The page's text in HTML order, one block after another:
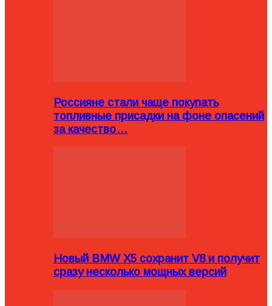
Россияне стали чаще покупать
топливные присадки на фоне опасений
за качество…
Новый BMW X5 сохранит V8 и получит
сразу несколько мощных версий